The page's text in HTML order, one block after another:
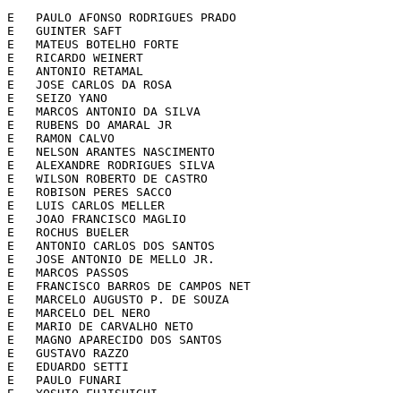
E   PAULO AFONSO RODRIGUES PRADO
E   GUINTER SAFT
E   MATEUS BOTELHO FORTE
E   RICARDO WEINERT
E   ANTONIO RETAMAL
E   JOSE CARLOS DA ROSA
E   SEIZO YANO
E   MARCOS ANTONIO DA SILVA
E   RUBENS DO AMARAL JR
E   RAMON CALVO
E   NELSON ARANTES NASCIMENTO
E   ALEXANDRE RODRIGUES SILVA
E   WILSON ROBERTO DE CASTRO
E   ROBISON PERES SACCO
E   LUIS CARLOS MELLER
E   JOAO FRANCISCO MAGLIO
E   ROCHUS BUELER
E   ANTONIO CARLOS DOS SANTOS
E   JOSE ANTONIO DE MELLO JR.
E   MARCOS PASSOS
E   FRANCISCO BARROS DE CAMPOS NET
E   MARCELO AUGUSTO P. DE SOUZA
E   MARCELO DEL NERO
E   MARIO DE CARVALHO NETO
E   MAGNO APARECIDO DOS SANTOS
E   GUSTAVO RAZZO
E   EDUARDO SETTI
E   PAULO FUNARI